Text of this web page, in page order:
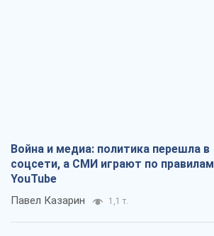
Война и медиа: политика перешла в
соцсети, а СМИ играют по правилам
YouTube
Павел Казарин 1,1 т.